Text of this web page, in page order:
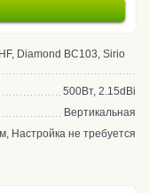
Diamond BC103, Sirio
500Вт, 2.15dBi
Вертикальная
Настройка не требуется